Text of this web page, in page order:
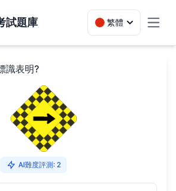
試題庫 繁體
識表明?
AI難度評測: 2